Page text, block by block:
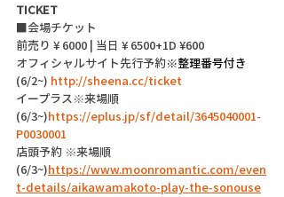
TICKET
■会場チケット
前売り ¥ 6000 | 当日 ¥ 6500+1D ¥600
オフィシャルサイト先行予約※整理番号付き
(6/2~) http://sheena.cc/ticket
イープラス※来場順
(6/3~)https://eplus.jp/sf/detail/3645040001-
P0030001
店頭予約 ※来場順
(6/3~)https://www.moonromantic.com/even
t-details/aikawamakoto-play-the-sonouse